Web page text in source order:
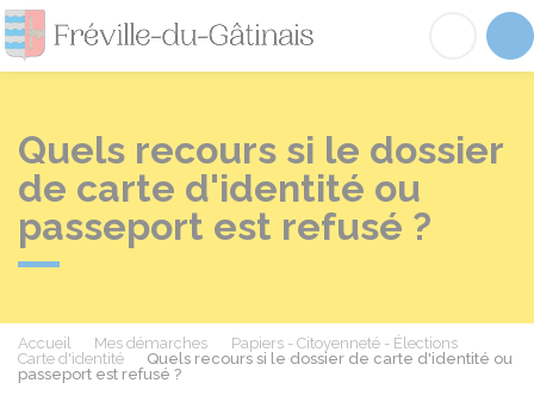
Fréville-du-
Quels recours si le dossier
de carte d'identité ou
passeport est refusé ?
Accueil Mes démarches
Papiers - Citoyenneté - Élections
Carte d'identité
Quels recours si le dossier de carte d'identité ou
passeport est refusé ?